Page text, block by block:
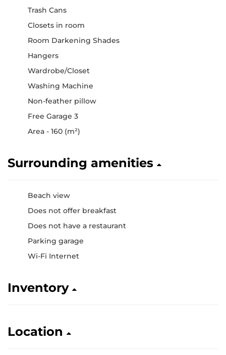
Trash Cans
Closets in room
Room Darkening Shades
Hangers
Wardrobe/Closet
Washing Machine
Non-feather pillow
Free Garage 3
Area - 160 (m²)
Surrounding amenities
Beach view
Does not offer breakfast
Does not have a restaurant
Parking garage
Wi-Fi Internet
Inventory
Location